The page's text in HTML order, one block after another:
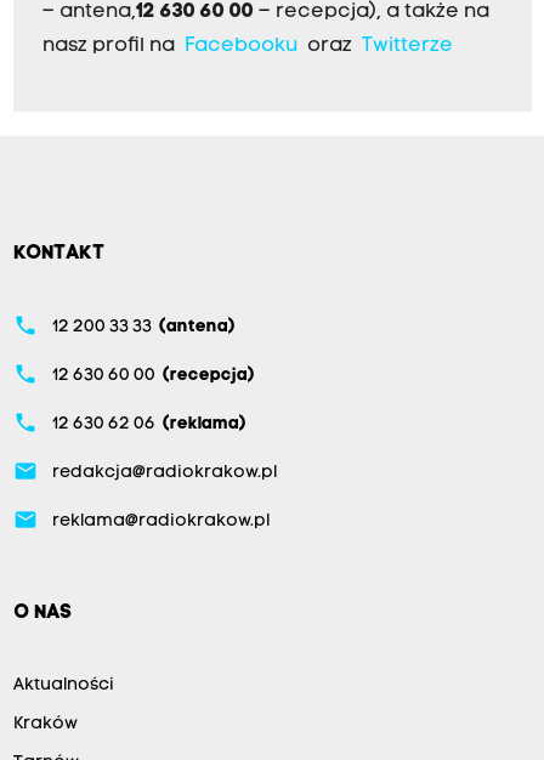
– antena,12 630 60 00 – recepcja), a także na
nasz profil na
Facebookuoraz Twitterze
KONTAKT
phone 12 200 33 33 (antena)
phone 12 630 60 00 (recepcja)
phone 12 630 62 06 (reklama)
email redakcja@radiokrakow.pl
email reklama@radiokrakow.pl
O NAS
Aktualności
Kraków